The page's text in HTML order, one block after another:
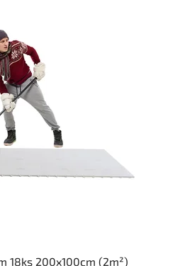
18ks 200x100cm (2m²)